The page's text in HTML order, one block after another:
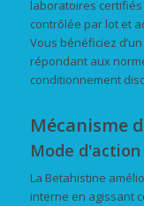
laboratoires certifiés
contrôlée par lot et
Vous bénéficiez
répondant aux
conditionnement
Mécanisme
Mode
La Betahistine
interne en agissant